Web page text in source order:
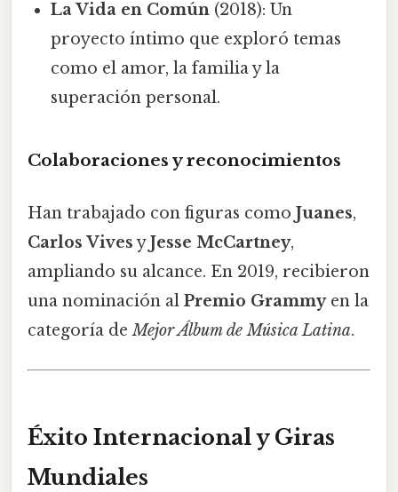
La Vida en Común (2018): Un
proyecto íntimo que exploró temas
como el amor, la familia y la
superación personal.
Colaboraciones y reconocimientos
Han trabajado con figuras como Juanes,
Carlos VivesyJesse McCartney,
ampliando su alcance. En 2019, recibieron
una nominación al Premio Grammyen la
categoría deMejor Álbum de Música Latina.
Éxito Internacional y Giras
Mundiales